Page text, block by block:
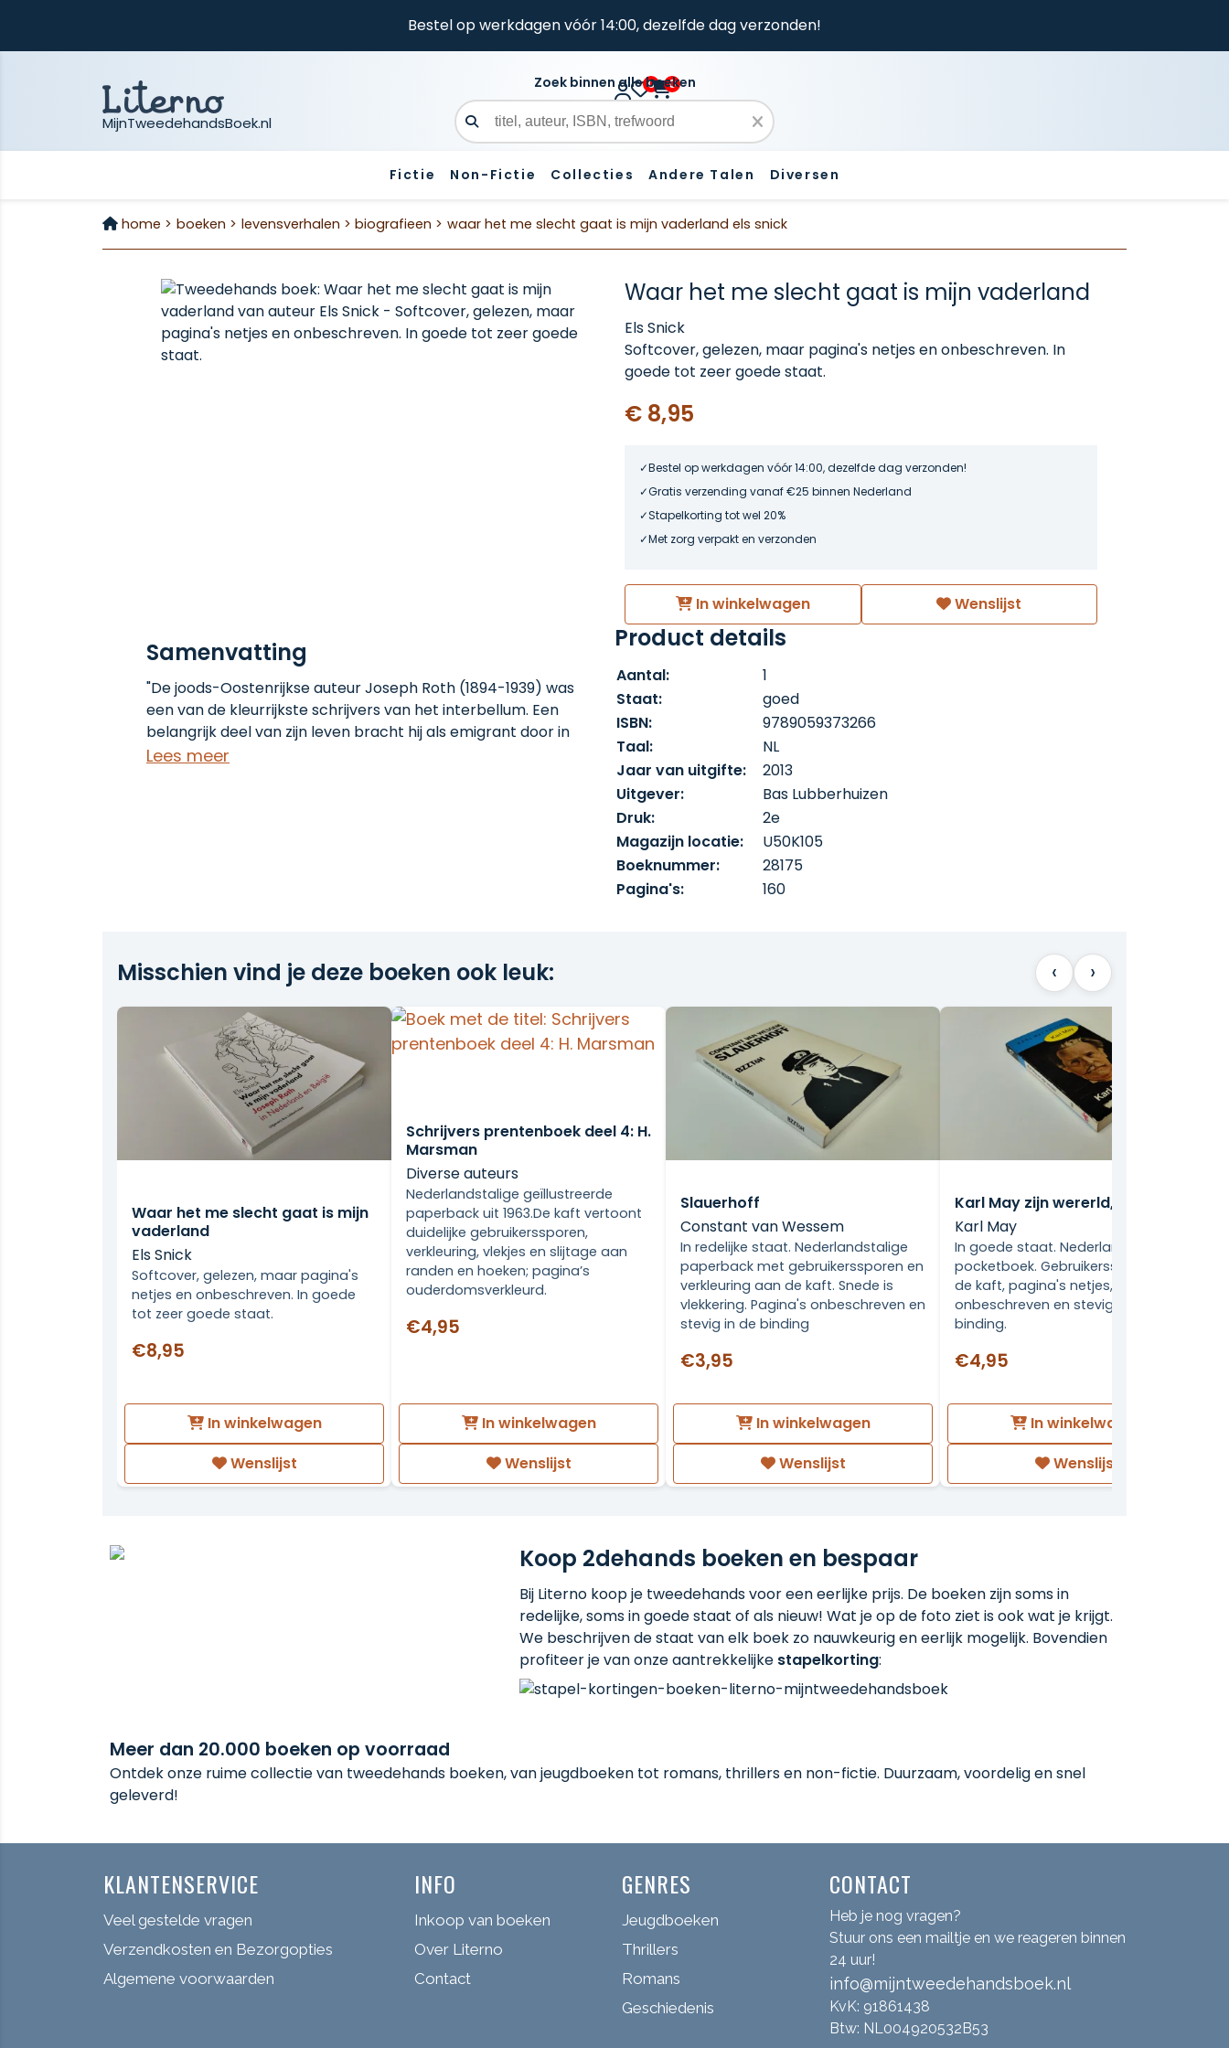
Bestel op werkdagen vóór 14:00, dezelfde dag verzonden!
MijnTweedehandsBoek.nl
0 0
Zoek binnen alle boeken
Zoekveld
Fictie Non-Fictie Collecties Andere Talen Diversen
home > boeken > levensverhalen > biografieen > waar het me slecht gaat is mijn vaderland els snick
Waar het me slecht gaat is mijn vaderland
Els Snick
Softcover, gelezen, maar pagina's netjes en onbeschreven. In
goede tot zeer goede staat.
€ 8,95
Bestel op werkdagen vóór 14:00, dezelfde dag verzonden!
Gratis verzending vanaf €25 binnen Nederland
Stapelkorting tot wel 20%
Met zorg verpakt en verzonden
In winkelwagen Wenslijst
Samenvatting
"De joods-Oostenrijkse auteur Joseph Roth (1894-1939) was
een van de kleurrijkste schrijvers van het interbellum. Een
belangrijk deel van zijn leven bracht hij als emigrant door in
België en Nederland, waar hij in cafés en hotels aan romans
Lees meer
Product details
Aantal:
1
Staat:
goed
ISBN:
9789059373266
Taal:
NL
Jaar van uitgifte:
2013
Uitgever:
Bas Lubberhuizen
Druk:
2e
Magazijn locatie:
U50K105
Boeknummer:
28175
Pagina's:
160
Misschien vind je deze boeken ook leuk: ‹ ›
Waar het me slecht gaat is mijn
vaderland
Els Snick
Softcover, gelezen, maar pagina's
netjes en onbeschreven. In goede
tot zeer goede staat.
€8,95
In winkelwagen
Wenslijst
Schrijvers prentenboek deel 4: H.
Marsman
Diverse auteurs
Nederlandstalige geïllustreerde
paperback uit 1963.De kaft vertoont
duidelijke gebruikerssporen,
verkleuring, vlekjes en slijtage aan
randen en hoeken; pagina’s
ouderdomsverkleurd.
€4,95
In winkelwagen
Wenslijst
Slauerhoff
Constant van Wessem
In redelijke staat. Nederlandstalige
paperback met gebruikerssporen en
verkleuring aan de kaft. Snede is
vlekkering. Pagina's onbeschreven en
stevig in de binding
€3,95
In winkelwagen
Wenslijst
Karl May zijn wererld, nr. 50
Karl May
In goede staat. Nederlandstalige
pocketboek. Gebruikerssporen aan
de kaft, pagina's netjes,
onbeschreven en stevig in de
binding.
€4,95
In winkelwagen
Wenslijst
Koop 2dehands boeken en bespaar
Bij Literno koop je tweedehands voor een eerlijke prijs. De boeken zijn soms in
redelijke, soms in goede staat of als nieuw! Wat je op de foto ziet is ook wat je krijgt.
We beschrijven de staat van elk boek zo nauwkeurig en eerlijk mogelijk. Bovendien
profiteer je van onze aantrekkelijke stapelkorting:
Meer dan 20.000 boeken op voorraad
Ontdek onze ruime collectie van tweedehands boeken, van jeugdboeken tot romans, thrillers en non-fictie. Duurzaam, voordelig en snel
geleverd!
KLANTENSERVICE
Veel gestelde vragen
Verzendkosten en Bezorgopties
Algemene voorwaarden
INFO
Inkoop van boeken
Over Literno
Contact
GENRES
Jeugdboeken
Thrillers
Romans
Geschiedenis
CONTACT
Heb je nog vragen?
Stuur ons een mailtje en we reageren binnen
24 uur!
info@mijntweedehandsboek.nl
KvK: 91861438
Btw: NL004920532B53